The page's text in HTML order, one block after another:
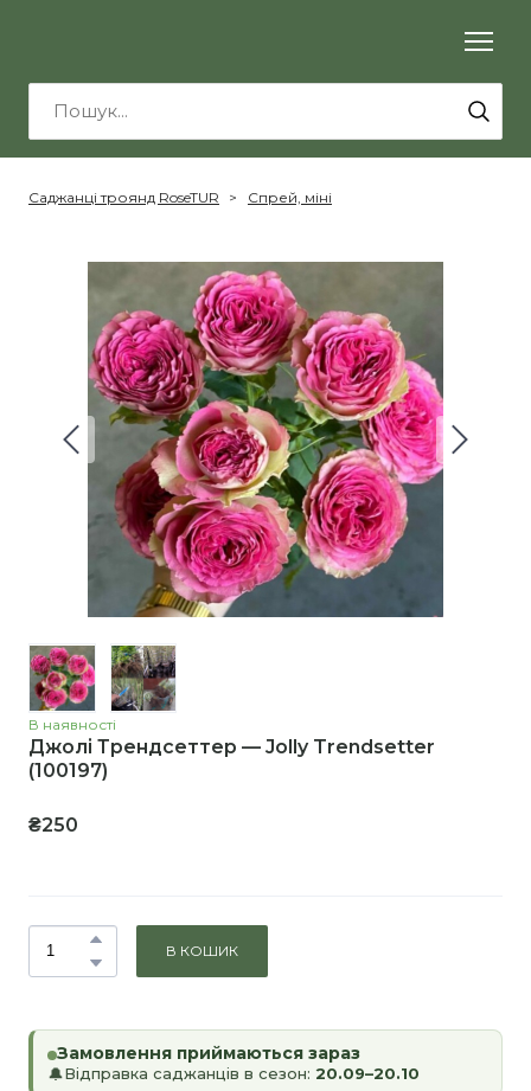
Саджанці троянд RoseTUR Спрей, міні
В наявності
Джолі Трендсеттер — Jolly Trendsetter
(100197)
₴250
В КОШИК
Замовлення приймаються зараз
🔔Відправка саджанців в сезон: 20.09–20.10